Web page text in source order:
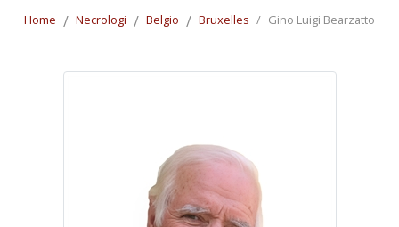
Home Necrologi Belgio Bruxelles Gino Luigi Bearzatto